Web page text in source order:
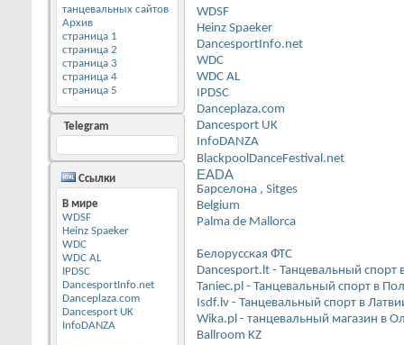
танцевальных сайтов
Архив
страница 1
страница 2
страница 3
страница 4
страница 5
Telegram
Ссылки
В мире
WDSF
Heinz Spaeker
WDC
WDC AL
IPDSC
DancesportInfo.net
Danceplaza.com
Dancesport UK
InfoDANZA
WDSF
Heinz Spaeker
DancesportInfo.net
WDC
WDC AL
IPDSC
Danceplaza.com
Dancesport UK
InfoDANZA
BlackpoolDanceFestival.net
EADA
Барселона , Sitges
Belgium
Palma de Mallorca
Белорусская ФТС
Dancesport.lt - Танцевальный спорт
Taniec.pl - Танцевальный спорт в
Isdf.lv - Танцевальный спорт в
Wika.pl - танцевальный магазин в
Ballroom KZ